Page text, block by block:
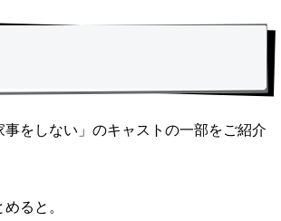
事をしない」のキャストの一部をご紹介
ると。